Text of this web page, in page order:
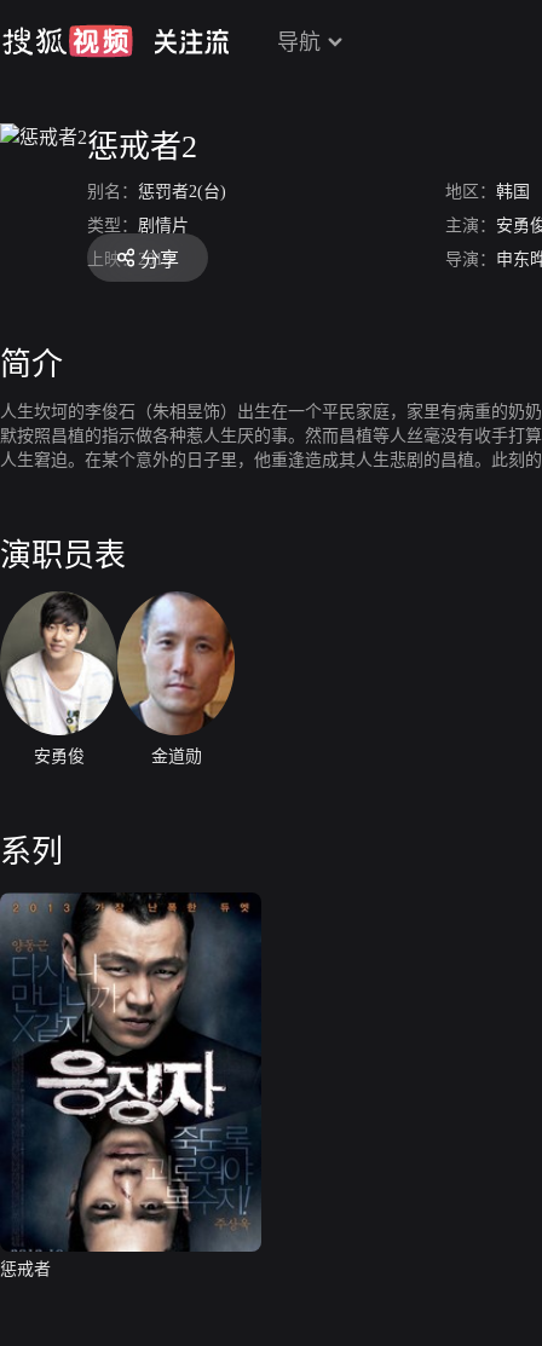
导航
惩戒者2
别名： 惩罚者2(台) 地区： 韩国
类型： 剧情片 主演： 安勇
上映： 2019 导演： 申东
分享
简介
人生坎坷的李俊石（朱相昱饰）出生在一个平民家庭，家里有病重的奶
默按照昌植的指示做各种惹人生厌的事。然而昌植等人丝毫没有收手打
人生窘迫。在某个意外的日子里，他重逢造成其人生悲剧的昌植。此刻
演职员表
安勇俊 金道勋
系列
惩戒者